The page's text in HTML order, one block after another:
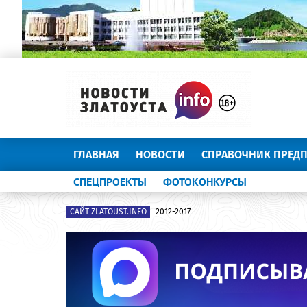
ГЛАВНАЯ НОВОСТИ СПРАВОЧНИК
СПЕЦПРОЕКТЫ ФОТОКОНКУРСЫ
САЙТ ZLATOUST.INFO 2012-2017